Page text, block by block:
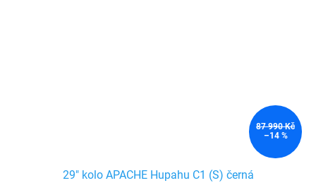
87 990 Kč
–14 %
29" kolo APACHE Hupahu C1 (S) černá